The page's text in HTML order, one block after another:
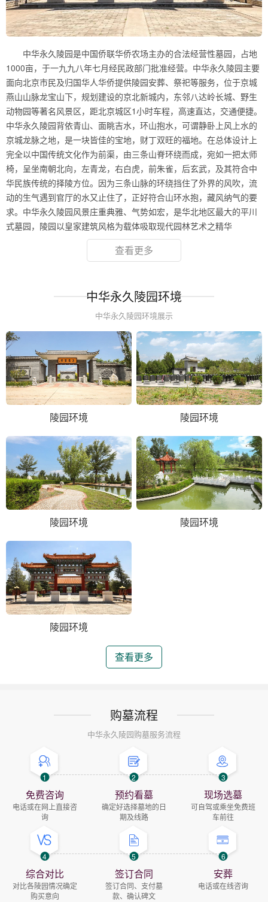
中华永久陵园是中国侨联华侨农场主办的合法经营性墓园，占地
1000亩，于一九九八年七月经民政部门批准经营。中华永久陵园主要
面向北京市民及归国华人华侨提供陵园安葬、祭祀等服务，位于京城
燕山山脉龙宝山下，规划建设的京北新城内，东邻八达岭长城、野生
动物园等著名风景区，距北京城区1小时车程，高速直达，交通便捷。
中华永久陵园背依青山、面眺吉水，环山抱水，可谓静卧上风上水的
京城龙脉之地，是一块皆佳的宝地，财丁双旺的福地。在总体设计上
完全以中国传统文化作为前渠，由三条山脊环绕而成，宛如一把太师
椅，呈坐南朝北向，左青龙，右白虎，前朱雀，后玄武，及其符合中
华民族传统的择陵方位。因为三条山脉的环绕挡住了外界的风吹，流
动的生气遇到官厅的水又止住了，正好符合山环水抱，藏风纳气的要
求。中华永久陵园风景庄重典雅、气势如宏，是华北地区最大的平川
式墓园，陵园以皇家建筑风格为载体吸取现代园林艺术之精华
查看更多
中华永久陵园环境
中华永久陵园环境展示
陵园环境 陵园环境
陵园环境 陵园环境
陵园环境
查看更多
购墓流程
中华永久陵园购墓服务流程
1
免费咨询
电话或在网上直接咨
询
2
预约看墓
确定好选择墓地的日
期及线路
3
现场选墓
可自驾或乘坐免费班
车前往
4
综合对比
对比各陵园情况确定
购买意向
5
签订合同
签订合同、支付墓
款、确认碑文
6
安葬
电话或在线咨询